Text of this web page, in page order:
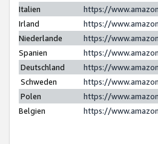
Italien
https://
Irland
https://
Niederlande
https://
Spanien
https://
Deutschland
https://
Schweden
https://
Polen
https://
Belgien
https://